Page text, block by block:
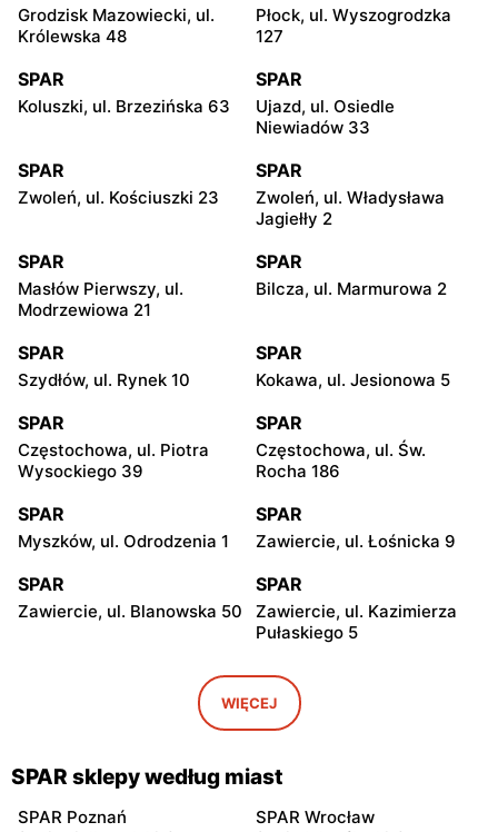
Grodzisk Mazowiecki, ul.
Królewska 48
Płock, ul. Wyszogrodzka
127
SPAR
Koluszki, ul. Brzezińska 63
SPAR
Ujazd, ul. Osiedle
Niewiadów 33
SPAR
Zwoleń, ul. Kościuszki 23
SPAR
Zwoleń, ul. Władysława
Jagiełły 2
SPAR
Masłów Pierwszy, ul.
Modrzewiowa 21
SPAR
Bilcza, ul. Marmurowa 2
SPAR
Szydłów, ul. Rynek 10
SPAR
Kokawa, ul. Jesionowa 5
SPAR
Częstochowa, ul. Piotra
Wysockiego 39
SPAR
Częstochowa, ul. Św.
Rocha 186
SPAR
Myszków, ul. Odrodzenia 1
SPAR
Zawiercie, ul. Łośnicka 9
SPAR
Zawiercie, ul. Blanowska 50
SPAR
Zawiercie, ul. Kazimierza
Pułaskiego 5
Dąbrowa Górnicza, ul. Armii
SPAR
Dębica, ul. Pustynia 156C
SPAR
Tarnów, ul. Klikowska 31
SPAR
26
WIĘCEJ
SPAR sklepy według miast
SPAR Poznań
SPAR Wrocław